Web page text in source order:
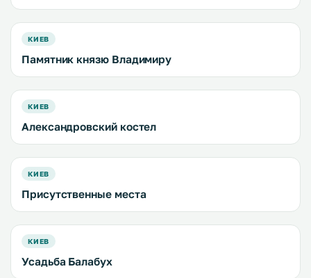
КИЕВ
Памятник князю Владимиру
КИЕВ
Александровский костел
КИЕВ
Присутственные места
КИЕВ
Усадьба Балабух